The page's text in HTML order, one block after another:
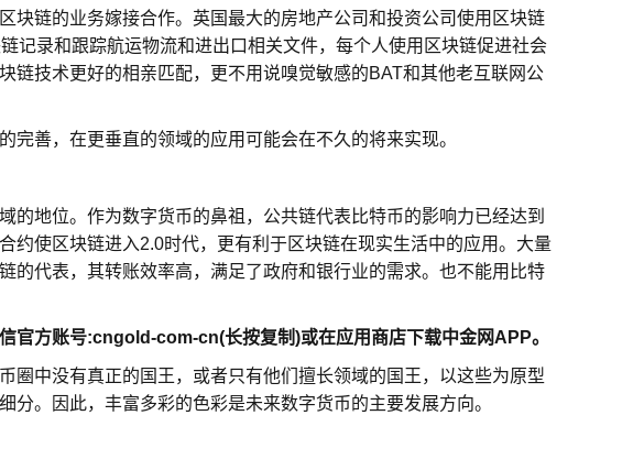
块链的业务嫁接合作。英国最大的房地产公司和投资公司使用区块链
记录和跟踪航运物流和进出口相关文件，每个人使用区块链促进社会
链技术更好的相亲匹配，更不用说嗅觉敏感的BAT和其他老互联网公
完善，在更垂直的领域的应用可能会在不久的将来实现。
的地位。作为数字货币的鼻祖，公共链代表比特币的影响力已经达到
约使区块链进入2.0时代，更有利于区块链在现实生活中的应用。大量
的代表，其转账效率高，满足了政府和银行业的需求。也不能用比特
官方账号:cngold-com-cn(长按复制)或在应用商店下载中金网APP。
圈中没有真正的国王，或者只有他们擅长领域的国王，以这些为原型
分。因此，丰富多彩的色彩是未来数字货币的主要发展方向。